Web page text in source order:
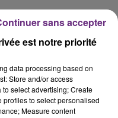
est notre priorité
data processing based on
Store and/or access
select advertising; Create
to select personalised
Measure content
sans accepter